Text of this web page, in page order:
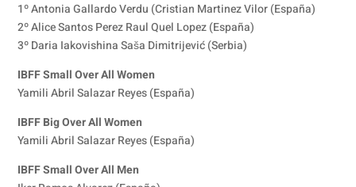
1º Antonia Gallardo Verdu (Cristian Martinez Vilor (España)
2º Alice Santos Perez Raul Quel Lopez (España)
3º Daria Iakovishina Saša Dimitrijević (Serbia)
IBFF Small Over All Women
Yamili Abril Salazar Reyes (España)
IBFF Big Over All Women
Yamili Abril Salazar Reyes (España)
IBFF Small Over All Men